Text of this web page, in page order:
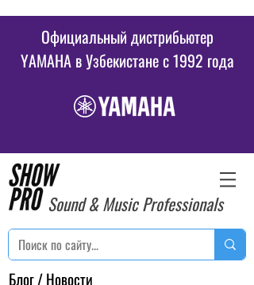
Официальный дистрибьютер
YAMAHA в Узбекистане c 1992 года
Sound & Music Professionals
Блог / Новости